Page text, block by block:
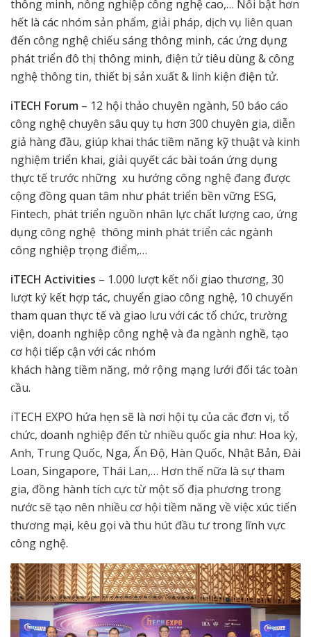
thông minh, nông nghiệp công nghệ cao,… Nổi bật hơn
hết là các nhóm sản phẩm, giải pháp, dịch vụ liên quan
đến công nghệ chiếu sáng thông minh, các ứng dụng
phát triển đô thị thông minh, điện tử tiêu dùng & công
nghệ thông tin, thiết bị sản xuất & linh kiện điện tử.
iTECH Forum – 12 hội thảo chuyên ngành, 50 báo cáo
công nghệ chuyên sâu quy tụ hơn 300 chuyên gia, diễn
giả hàng đầu, giúp khai thác tiềm năng kỹ thuật và kinh
nghiệm triển khai, giải quyết các bài toán ứng dụng
thực tế trước những xu hướng công nghệ đang được
cộng đồng quan tâm như phát triển bền vững ESG,
Fintech, phát triển nguồn nhân lực chất lượng cao, ứng
dụng công nghệ thông minh phát triển các ngành
công nghiệp trọng điểm,…
iTECH Activities – 1.000 lượt kết nối giao thương, 30
lượt ký kết hợp tác, chuyển giao công nghệ, 10 chuyến
tham quan thực tế và giao lưu với các tổ chức, trường
viện, doanh nghiệp công nghệ và đa ngành nghề, tạo
cơ hội tiếp cận với các nhóm
khách hàng tiềm năng, mở rộng mạng lưới đối tác toàn
cầu.
iTECH EXPO hứa hẹn sẽ là nơi hội tụ của các đơn vị, tổ
chức, doanh nghiệp đến từ nhiều quốc gia như: Hoa kỳ,
Anh, Trung Quốc, Nga, Ấn Độ, Hàn Quốc, Nhật Bản, Đài
Loan, Singapore, Thái Lan,… Hơn thế nữa là sự tham
gia, đồng hành tích cực từ một số địa phương trong
nước sẽ tạo nên nhiều cơ hội tiềm năng về việc xúc tiến
thương mại, kêu gọi và thu hút đầu tư trong lĩnh vực
công nghệ.